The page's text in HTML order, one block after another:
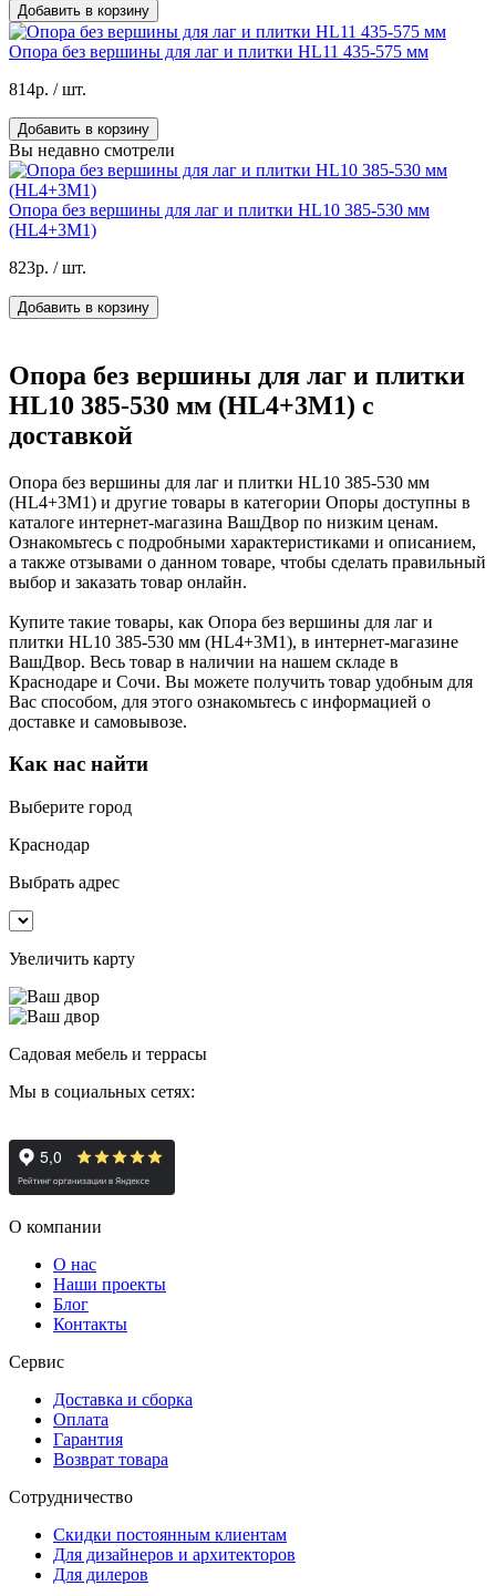
Добавить в корзину
Опора без вершины для лаг и плитки HL11 435-575 мм
814р. / шт.
Добавить в корзину
Вы недавно смотрели
Опора без вершины для лаг и плитки HL10 385-530 мм
(HL4+3M1)
823р. / шт.
Добавить в корзину
Опора без вершины для лаг и плитки
HL10 385-530 мм (HL4+3M1) с
доставкой
Опора без вершины для лаг и плитки HL10 385-530 мм
(HL4+3M1) и другие товары в категории Опоры доступны в
каталоге интернет-магазина ВашДвор по низким ценам.
Ознакомьтесь с подробными характеристиками и описанием,
а также отзывами о данном товаре, чтобы сделать правильный
выбор и заказать товар онлайн.
Купите такие товары, как Опора без вершины для лаг и
плитки HL10 385-530 мм (HL4+3M1), в интернет-магазине
ВашДвор. Весь товар в наличии на нашем складе в
Краснодаре и Сочи. Вы можете получить товар удобным для
Вас способом, для этого ознакомьтесь с информацией о
доставке и самовывозе.
Как нас найти
Выберите город
Краснодар
Выбрать адрес
Увеличить карту
Садовая мебель и террасы
Мы в социальных сетях:
О компании
О нас
Наши проекты
Блог
Контакты
Сервис
Доставка и сборка
Оплата
Гарантия
Возврат товара
Сотрудничество
Скидки постоянным клиентам
Для дизайнеров и архитекторов
Для дилеров